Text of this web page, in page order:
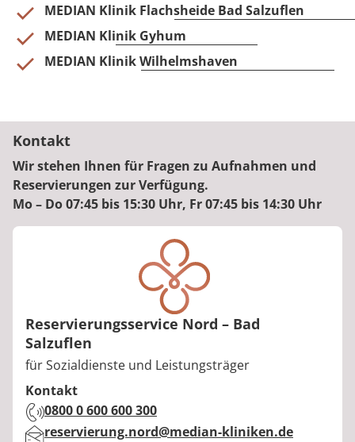
MEDIAN Klinik Flachsheide Bad Salzuflen
MEDIAN Klinik Gyhum
MEDIAN Klinik Wilhelmshaven
Kontakt
Wir stehen Ihnen für Fragen zu Aufnahmen und
Reservierungen zur Verfügung.
Mo – Do 07:45 bis 15:30 Uhr, Fr 07:45 bis 14:30 Uhr
Reservierungsservice Nord – Bad
Salzuflen
Berufstitel:
für Sozialdienste und Leistungsträger
Kontakt
Telefon:
0800 0 600 600 300
E-Mail:reservierung.nord@median-kliniken.de